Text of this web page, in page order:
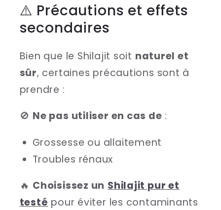
⚠️ Précautions et effets
secondaires
Bien que le Shilajit soit naturel et
sûr, certaines précautions sont à
prendre :
🚫 Ne pas utiliser en cas de :
Grossesse ou allaitement
Troubles rénaux
🔥 Choisissez un Shilajit pur et
testé pour éviter les contaminants